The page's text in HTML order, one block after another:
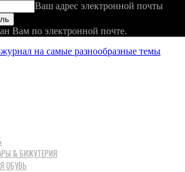
Ваш адрес электронной почты
Вам по электронной почте.
на самые разнообразные темы
& БИЖУТЕРИЯ
ОБУВЬ